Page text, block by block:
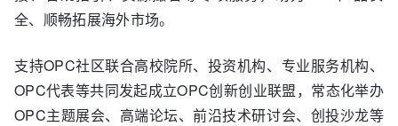
全、顺畅拓展海外市场。
支持OPC社区联合高校院所、投资机构、专业服务机构、
OPC代表等共同发起成立OPC创新创业联盟，常态化举办
OPC主题展会、高端论坛、前沿技术研讨会、创投沙龙等